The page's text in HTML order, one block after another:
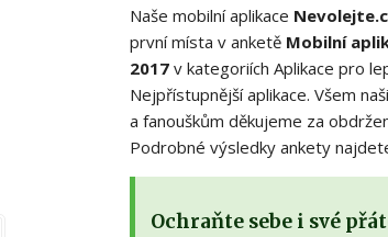
Naše mobilní aplikace
první místa v anketě Mobilní
2017v kategoriích Aplikace pro
Nejpřístupnější aplikace. Všem
a fanouškům děkujeme za
Podrobné výsledky ankety
Ochraňte sebe i své